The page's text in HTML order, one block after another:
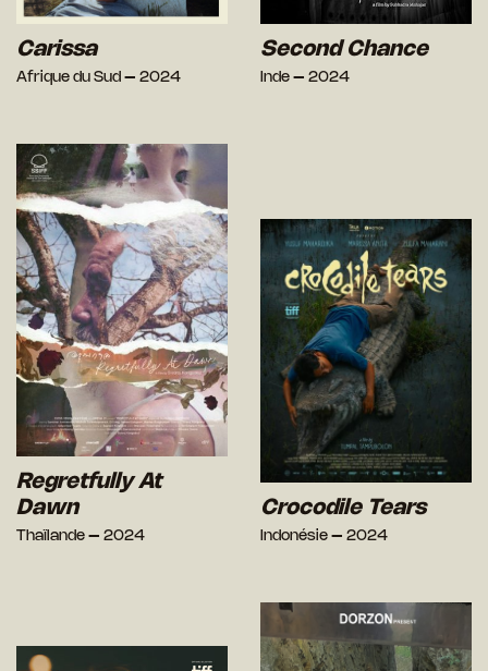
Carissa
Afrique du Sud – 2024
Second Chance
Inde – 2024
Regretfully At
Dawn
Thaïlande – 2024
Crocodile Tears
Indonésie – 2024